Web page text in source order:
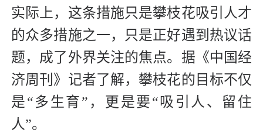
实际上，这条措施只是攀枝花吸引人才
的众多措施之一，只是正好遇到热议话
题，成了外界关注的焦点。据《中国经
济周刊》记者了解，攀枝花的目标不仅
是“多生育”，更是要“吸引人、留住
人”。